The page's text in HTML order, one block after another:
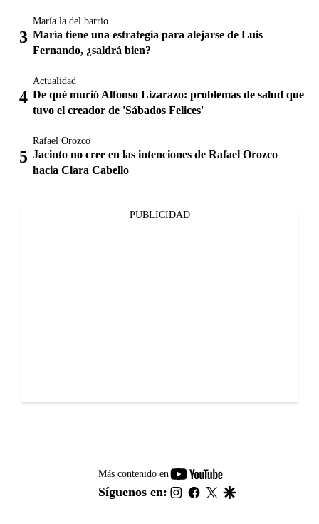
María la del barrio
María tiene una estrategia para alejarse de Luis
Fernando, ¿saldrá bien?
Actualidad
De qué murió Alfonso Lizarazo: problemas de salud que
tuvo el creador de 'Sábados Felices'
Rafael Orozco
Jacinto no cree en las intenciones de Rafael Orozco
hacia Clara Cabello
PUBLICIDAD
Más contenido en
youtube-
footer
Síguenos en: instagram
facebook
twitter